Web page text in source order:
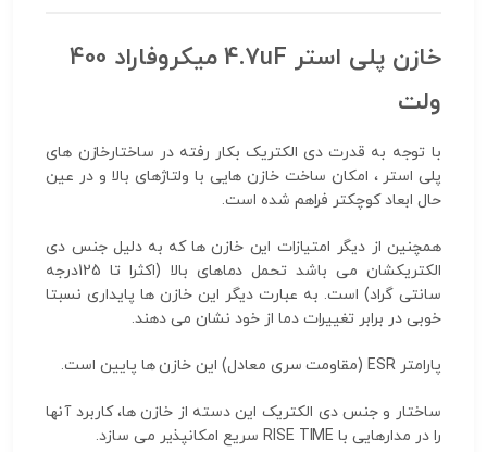
خازن پلی استر 4.7uF میکروفاراد 400
ولت
با توجه به قدرت دی الکتریک بکار رفته در ساختارخازن های
پلی استر ، امکان ساخت خازن هایی با ولتاژهای بالا و در عین
حال ابعاد کوچکتر فراهم شده است.
همچنین از دیگر امتیازات این خازن ها که به دلیل جنس دی
الکتریکشان می باشد تحمل دماهای بالا (اکثرا تا 125درجه
سانتی گراد) است. به عبارت دیگر این خازن ها پایداری نسبتا
خوبی در برابر تغییرات دما از خود نشان می دهند.
پارامتر ESR (مقاومت سری معادل) این خازن ها پایین است.
ساختار و جنس دی الکتریک این دسته از خازن ها، کاربرد آنها
را در مدارهایی با RISE TIME سریع امکانپذیر می سازد.